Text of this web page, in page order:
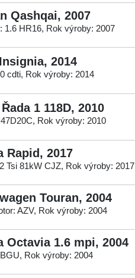
Qashqai, 2007
1.6 HR16, Rok výroby: 2007
2014
cdti, Rok výroby: 2014
1 118D, 2010
Rok výroby: 2010
Rapid, 2017
Tsi 81kW CJZ, Rok výroby: 2017
Touran, 2004
AZV, Rok výroby: 2004
Octavia 1.6 mpi, 2004
Rok výroby: 2004